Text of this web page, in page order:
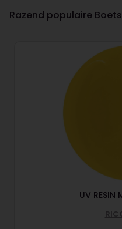
Razend populaire
UV RESIN